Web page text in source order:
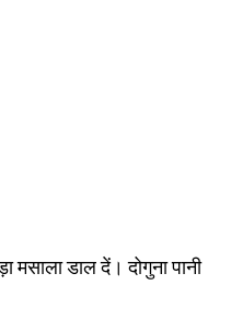
मसाला डाल दें। दोगुना पानी